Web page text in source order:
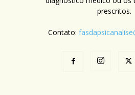
prescritos.
Contato: